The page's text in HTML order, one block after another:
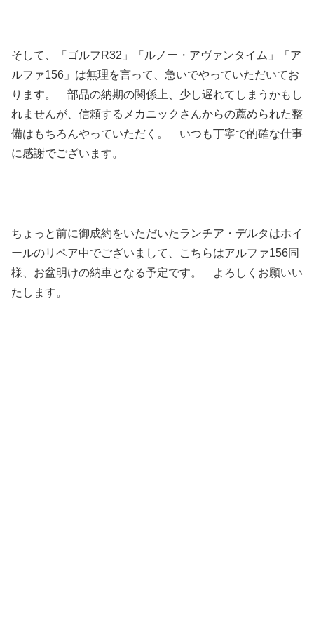
そして、「ゴルフR32」「ルノー・アヴァンタイム」「ア
ルファ156」は無理を言って、急いでやっていただいてお
ります。 部品の納期の関係上、少し遅れてしまうかもし
れませんが、信頼するメカニックさんからの薦められた整
備はもちろんやっていただく。 いつも丁寧で的確な仕事
に感謝でございます。
ちょっと前に御成約をいただいたランチア・デルタはホイ
ールのリペア中でございまして、こちらはアルファ156同
様、お盆明けの納車となる予定です。 よろしくお願いい
たします。